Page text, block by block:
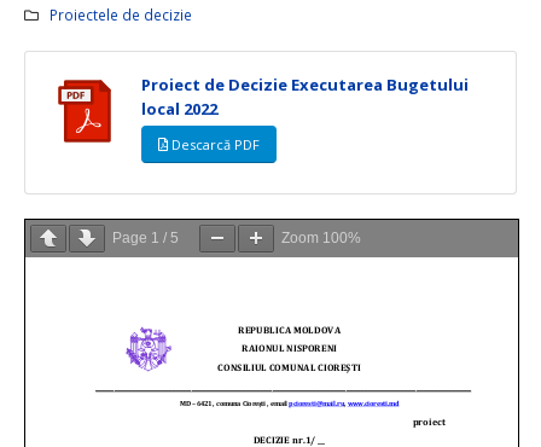
Proiectele de decizie
Proiect de Decizie Executarea Bugetului
local 2022
Descarcă PDF
Page 1 / 5 Zoom 100%